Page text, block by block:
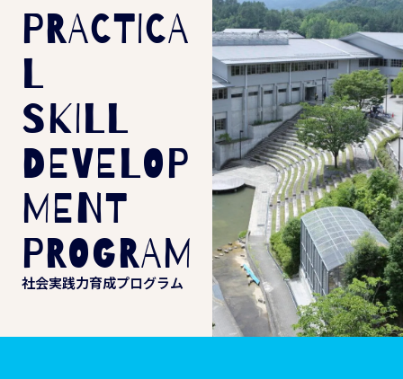
PRACTICA
L
SKILL
DEVELOP
MENT
PROGRAM
社会実践力育成プログラム